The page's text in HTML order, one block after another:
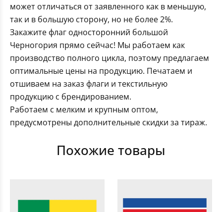
может отличаться от заявленного как в меньшую,
так и в большую сторону, но не более 2%.
Закажите флаг односторонний большой
Черногория прямо сейчас! Мы работаем как
производство полного цикла, поэтому предлагаем
оптимальные цены на продукцию. Печатаем и
отшиваем на заказ флаги и текстильную
продукцию с брендированием.
Работаем с мелким и крупным оптом,
предусмотрены дополнительные скидки за тираж.
Похожие товары